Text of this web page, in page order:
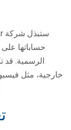
حساباتها على
الرسمية. قد
خارجية، مثل فيسبوك